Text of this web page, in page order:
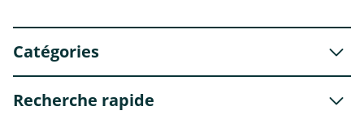
Catégories
Recherche rapide